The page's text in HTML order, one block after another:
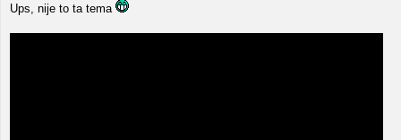
Ups, nije to ta tema